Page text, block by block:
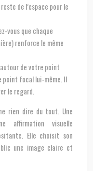
de l’espace pour le
vous que chaque
renforce le même
de votre point
focal lui-même. Il
le regard.
rien dire du tout. Une
affirmation visuelle
Elle choisit son
une image claire et